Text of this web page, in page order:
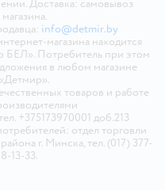
Доставка: самовывоз
info@detmir.by
магазина находится
Потребитель при этом
в любом магазине
товаров и работе
+375173970001 доб.213
отдел торговли
г. Минска, тел. (017) 377-
13-33.